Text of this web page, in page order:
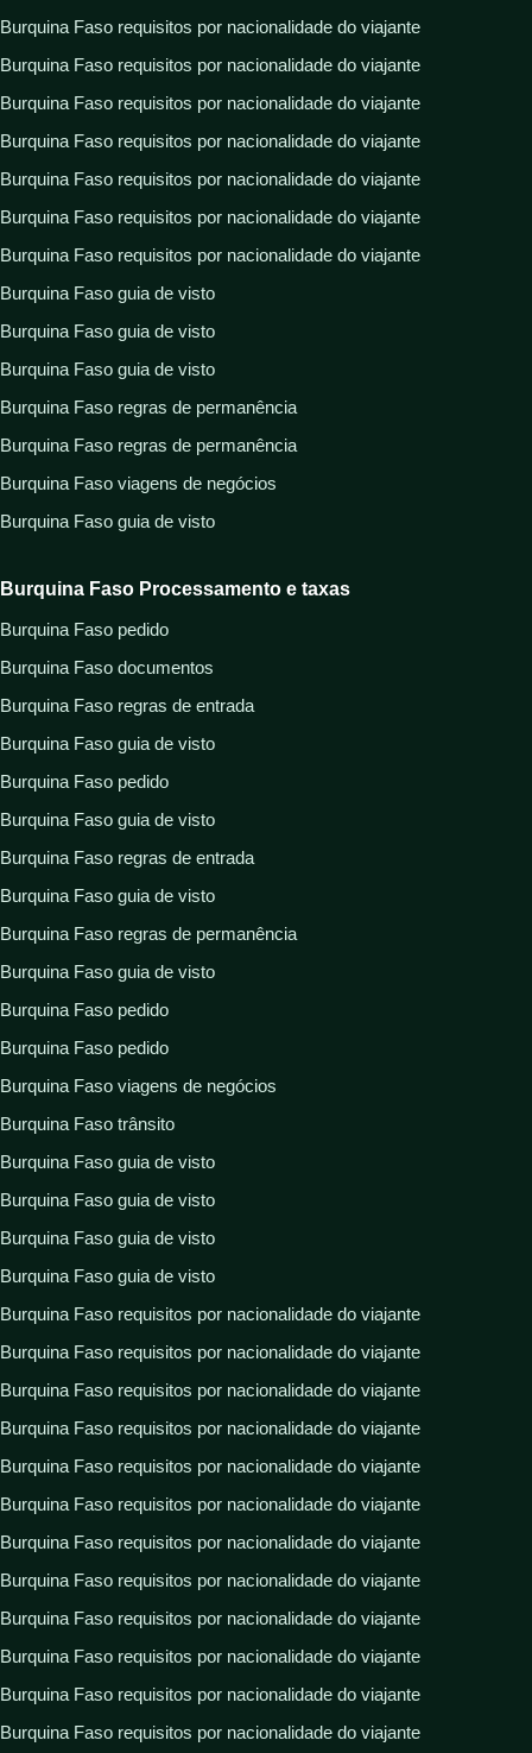
Burquina Faso requisitos por nacionalidade do viajante
Burquina Faso requisitos por nacionalidade do viajante
Burquina Faso requisitos por nacionalidade do viajante
Burquina Faso requisitos por nacionalidade do viajante
Burquina Faso requisitos por nacionalidade do viajante
Burquina Faso requisitos por nacionalidade do viajante
Burquina Faso requisitos por nacionalidade do viajante
Burquina Faso guia de visto
Burquina Faso guia de visto
Burquina Faso guia de visto
Burquina Faso regras de permanência
Burquina Faso regras de permanência
Burquina Faso viagens de negócios
Burquina Faso guia de visto
Burquina Faso Processamento e taxas
Burquina Faso pedido
Burquina Faso documentos
Burquina Faso regras de entrada
Burquina Faso guia de visto
Burquina Faso pedido
Burquina Faso guia de visto
Burquina Faso regras de entrada
Burquina Faso guia de visto
Burquina Faso regras de permanência
Burquina Faso guia de visto
Burquina Faso pedido
Burquina Faso pedido
Burquina Faso viagens de negócios
Burquina Faso trânsito
Burquina Faso guia de visto
Burquina Faso guia de visto
Burquina Faso guia de visto
Burquina Faso guia de visto
Burquina Faso requisitos por nacionalidade do viajante
Burquina Faso requisitos por nacionalidade do viajante
Burquina Faso requisitos por nacionalidade do viajante
Burquina Faso requisitos por nacionalidade do viajante
Burquina Faso requisitos por nacionalidade do viajante
Burquina Faso requisitos por nacionalidade do viajante
Burquina Faso requisitos por nacionalidade do viajante
Burquina Faso requisitos por nacionalidade do viajante
Burquina Faso requisitos por nacionalidade do viajante
Burquina Faso requisitos por nacionalidade do viajante
Burquina Faso requisitos por nacionalidade do viajante
Burquina Faso requisitos por nacionalidade do viajante